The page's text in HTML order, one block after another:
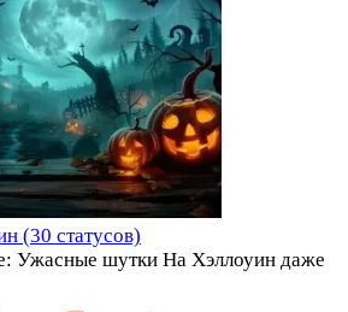
(30 статусов)
Ужасные шутки На Хэллоуин даже